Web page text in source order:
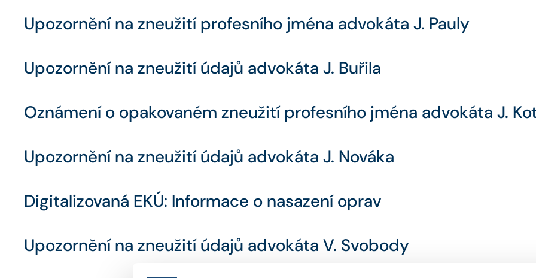
Upozornění na zneužití profesního jména advokáta J. Pauly
Upozornění na zneužití údajů advokáta J. Buřila
Oznámení o opakovaném zneužití profesního jména advokáta J.
Upozornění na zneužití údajů advokáta J. Nováka
Digitalizovaná EKÚ: Informace o nasazení oprav
Upozornění na zneužití údajů advokáta V. Svobody